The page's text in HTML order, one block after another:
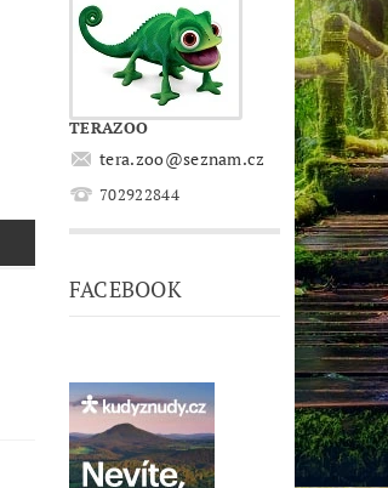
TERAZOO
tera.zoo@seznam.cz
702922844
FACEBOOK